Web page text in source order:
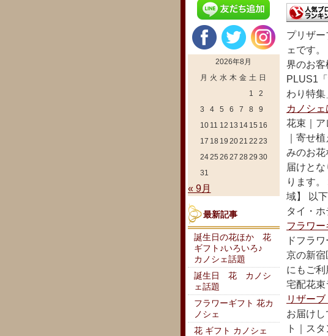
プリザ
ェです
界のお客
PLUS1
わり特集
カノシ
花束｜ア
｜寄せ
みのお
届けと
ります
域】 以
タイ・
フラワ
ドフラ
京の新宿
にもご
宅配花
リザー
お届け
ト｜ス
2026年8月
月 火 水 木 金 土 日
1
2
3
4 5 6 7 8
9
10 11 12 13 14 15 16
17 18 19 2021 22 23
2425 26 27 28 29 30
31
« 9月
最新記事
誕生日の花ほか 花
ギフト♪いろいろ♪
カノシェ話題
誕生日 花 カノシ
ェ話題
フラワーギフト 花カ
ノシェ
花 ギフト カノシェ